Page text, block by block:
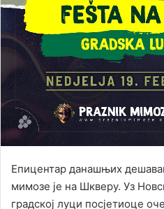
Епицентар данашњих
мимозе је на Шкверу. Уз
градској луци посјетиоце